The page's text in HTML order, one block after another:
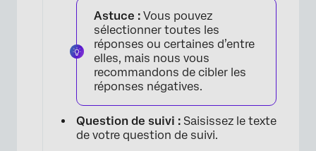
Astuce : Vous pouvez
sélectionner toutes les
réponses ou certaines d’entre
elles, mais nous vous
recommandons de cibler les
réponses négatives.
Question de suivi : Saisissez le texte
de votre question de suivi.